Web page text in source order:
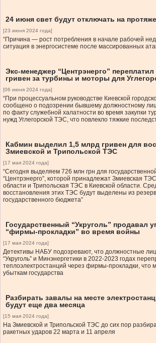
24 июня свет будут отключать на
[23 июня 2024 года]
“Причина — рост потребления в начале рабочей
ситуация в энергосистеме после массированных
Экс-менеджер “Центрэнерго”
гривен за турбины и моторы для
[06 июня 2024 года]
“При процессуальном руководстве Киевской
сообщено о подозрении бывшему должностному
по факту служебной халатности во время закупки
нужд Углегорской ТЭС, что повлекло тяжкие
Кабмин выделил 1,5 млрд гривен для
Змиевской и Трипольской ТЭС
[17 мая 2024 года]
“Сегодня выделяем 726 млн грн для
“Центрэнерго”, которой принадлежат Змиевская
области и Трипольская ТЭС в Киевской области.
восстановления этих ТЭС будут выделены из
государственного бюджета”
Государственный “Укруголь” продавал
“фирмы-прокладки” во время войны
[17 мая 2024 года]
Детективы НАБУ подозревают, что должностные
“Укруголь” и Минэнергетики в 2022-2023 годах
теплоэлектростанций через фирмы-прокладки, что
убыткам государства
Разбирать завалы на месте
будут еще два месяца
[15 мая 2024 года]
На Змиевской и Трипольской ТЭС до сих пор
ракетных ударов 22 марта и 11 апреля